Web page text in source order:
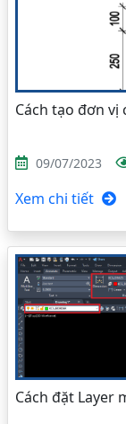
Cách tạo đơn vị
09/07/2023
Xem chi tiết
Cách đặt Layer